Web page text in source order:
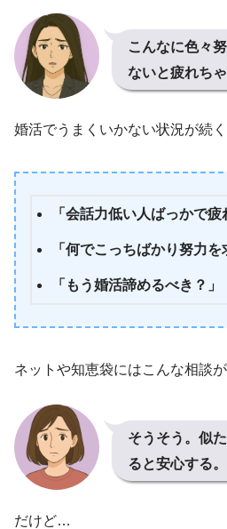
こんなに色々
ないと疲れちゃ
婚活でうまくいかない状況が続
「会話力低い人ばっかで疲
「何でこっちばかり努力を
「もう婚活諦めるべき？」
ネットや知恵袋にはこんな相談
そうそう。似
ると安心する。
だけど…